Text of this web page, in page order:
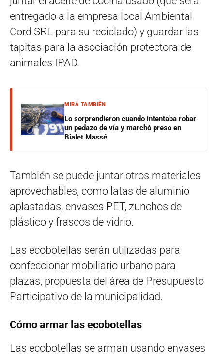
entregado a la empresa local Ambiental
Cord SRL para su reciclado) y guardar las
tapitas para la asociación protectora de
animales IPAD.
MIRÁ TAMBIÉN
Lo sorprendieron cuando intentaba robar
un pedazo de vía y marchó preso en
Bialet Massé
También se puede juntar otros materiales
aprovechables, como latas de aluminio
aplastadas, envases PET, zunchos de
plástico y frascos de vidrio.
Las ecobotellas serán utilizadas para
confeccionar mobiliario urbano para
plazas, propuesta del área de Presupuesto
Participativo de la municipalidad.
Cómo armar las ecobotellas
Las ecobotellas se arman usando envases